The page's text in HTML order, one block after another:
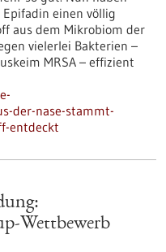
einen völlig
aus dem Mikrobiom der
vielerlei Bakterien –
MRSA – effizient
der-nase-stammt-
entdeckt
Wettbewerb